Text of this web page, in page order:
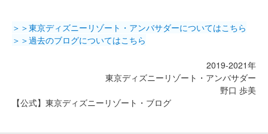
＞＞東京ディズニーリゾート・アンバサダーについてはこちら
＞＞過去のブログについてはこちら
2019-2021年
東京ディズニーリゾート・アンバサダー
野口 歩美
【公式】東京ディズニーリゾート・ブログ